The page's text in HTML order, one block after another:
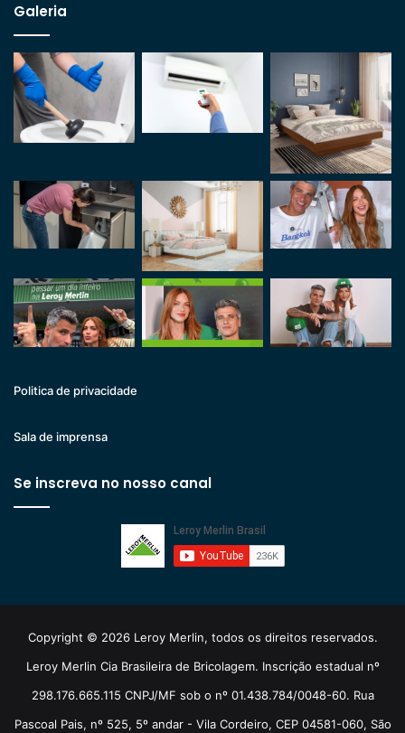
Galeria
Politica de privacidade
Sala de imprensa
Se inscreva no nosso canal
Copyright © 2026 Leroy Merlin, todos os direitos reservados.
Leroy Merlin Cia Brasileira de Bricolagem. Inscrição estadual nº
298.176.665.115 CNPJ/MF sob o nº 01.438.784/0048-60. Rua
Pascoal Pais, nº 525, 5º andar - Vila Cordeiro, CEP 04581-060, São